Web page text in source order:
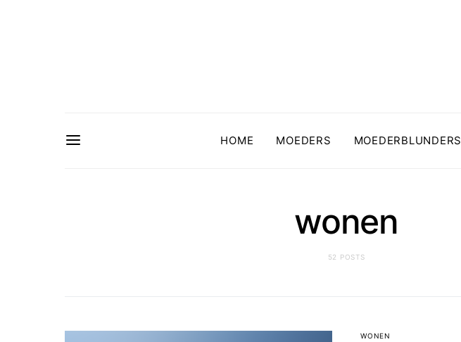
HOME MOEDERS MOEDERBLUNDERS
wonen
52 POSTS
WONEN